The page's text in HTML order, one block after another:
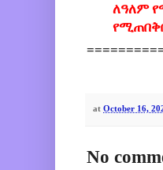
ለዓለም
at October 16,
No